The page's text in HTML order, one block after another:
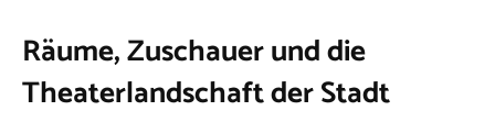
Räume, Zuschauer und die
Theaterlandschaft der Stadt